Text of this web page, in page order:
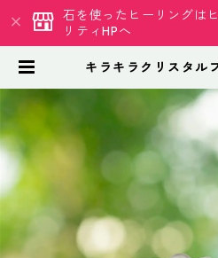
石を使ったヒーリングは
リティHPへ
キラキラクリスタル
ィ クリス